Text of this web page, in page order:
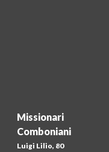
Missionari
Comboniani
Luigi Lilio, 80